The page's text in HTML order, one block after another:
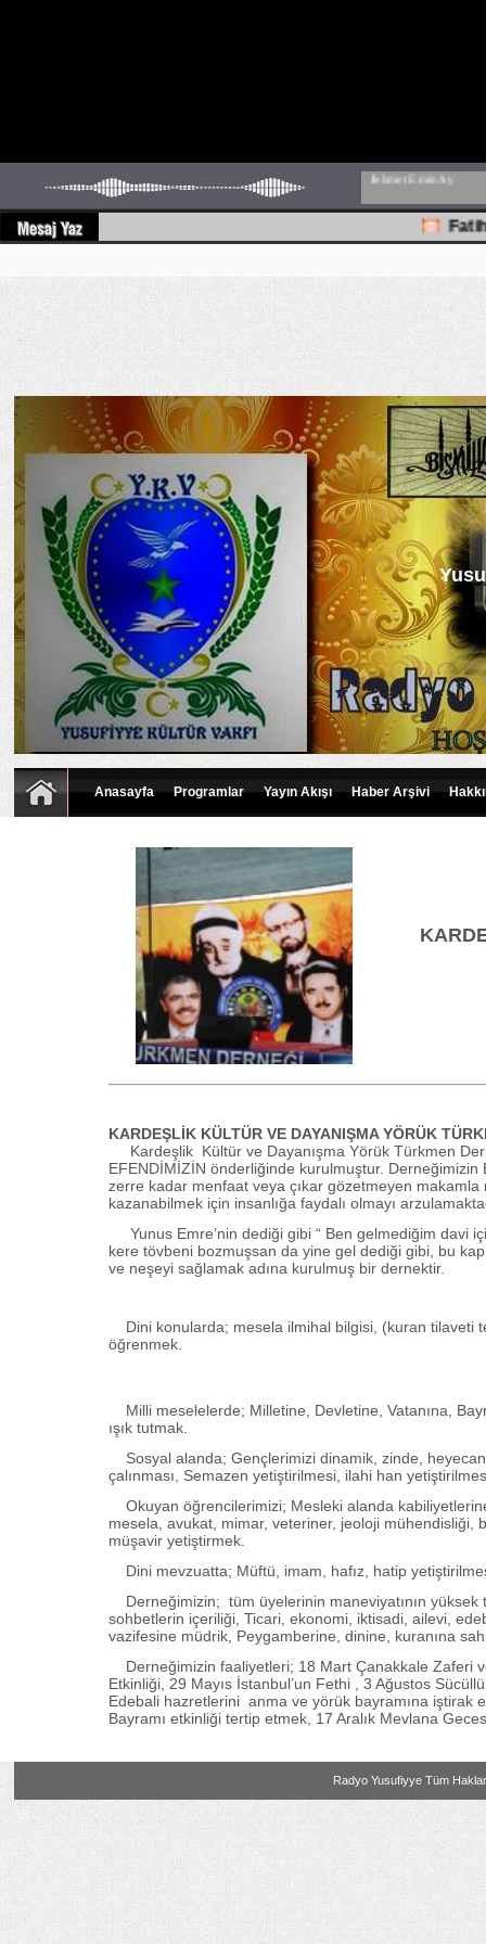
Fatih
Anasayfa Programlar Yayın Akışı Haber Arşivi
KARDEŞLİK KÜLTÜR VE DAYANIŞMA YÖRÜK
Kardeşlik Kültür ve Dayanışma Yörük Türkmen
EFENDİMİZİN önderliğinde kurulmuştur. Derneğimizin
zerre kadar menfaat veya çıkar gözetmeyen makamla
kazanabilmek için insanlığa faydalı olmayı
Yunus Emre’nin dediği gibi “ Ben gelmediğim davi
kere tövbeni bozmuşsan da yine gel dediği gibi, bu
ve neşeyi sağlamak adına kurulmuş bir dernektir.
Dini konularda; mesela ilmihal bilgisi, (kuran tilaveti
öğrenmek.
Milli meselelerde; Milletine, Devletine, Vatanına, Bay
ışık tutmak.
Sosyal alanda; Gençlerimizi dinamik, zinde,
çalınması, Semazen yetiştirilmesi, ilahi han
Okuyan öğrencilerimizi; Mesleki alanda
mesela, avukat, mimar, veteriner, jeoloji
müşavir yetiştirmek.
Dini mevzuatta; Müftü, imam, hafız, hatip
Derneğimizin; tüm üyelerinin maneviyatının yüksek
sohbetlerin içeriliği, Ticari, ekonomi, iktisadi, ailevi,
vazifesine müdrik, Peygamberine, dinine, kuranına
Derneğimizin faaliyetleri; 18 Mart Çanakkale Zaferi
Etkinliği, 29 Mayıs İstanbul’un Fethi , 3 Ağustos
Edebali hazretlerini anma ve yörük bayramına
Bayramı etkinliği tertip etmek, 17 Aralık Mevlana
Radyo Yusufiyye Tüm